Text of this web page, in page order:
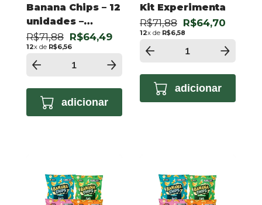
Banana Chips – 12
unidades –
Agridoce 50g
R$71,88 R$64,49
12x de R$6,56
adicionar
Kit Experimenta
R$71,88 R$64,70
12x de R$6,58
adicionar